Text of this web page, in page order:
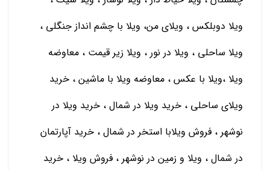
ویلا دوبلکس ، ویلای من، ویلا با چشم انداز جنگلی ،
ویلا ساحلی ، ویلا در نور ، ویلا زیر قیمت ، معاوضه
ویلا ،ویلا با عکس ، معاوضه ویلا با ماشین ، خريد
ويلاي ساحلي ، خريد ويلا در شمال ، خريد ويلا در
نوشهر ، فروش ويلابا استخر در شمال ، خريد آپارتمان
در شمال ، ويلا و زمين در نوشهر ، فروش ويلا ، خريد